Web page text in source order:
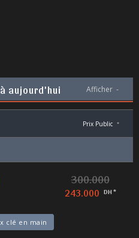
aujourd'hui Afficher -
Prix Public *
300.000
243.000 DH *
clé en main